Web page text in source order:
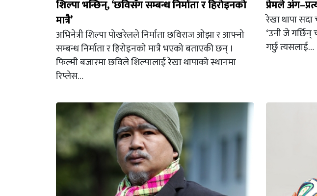
शिल्पा भन्छिन्, ‘छविसँग सम्बन्ध निर्माता र हिरोइनको
मात्रै’
अभिनेत्री शिल्पा पोखरेलले निर्माता छविराज ओझा र आफ्नो
सम्बन्ध निर्माता र हिरोइनको मात्रै भएको बताएकी छन् ।
फिल्मी बजारमा छविले शिल्पालाई रेखा थापाको स्थानमा
रिप्लेस…
प्रेमले
रेखा थापा सदा
‘उनी जे गर्छिन्
गर्छु त्यसलाई…